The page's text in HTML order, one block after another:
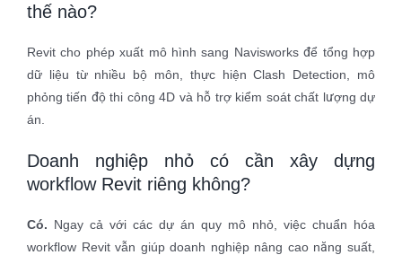
thế nào?
Revit cho phép xuất mô hình sang Navisworks để tổng hợp
dữ liệu từ nhiều bộ môn, thực hiện Clash Detection, mô
phỏng tiến độ thi công 4D và hỗ trợ kiểm soát chất lượng dự
án.
Doanh nghiệp nhỏ có cần xây dựng
workflow Revit riêng không?
Có. Ngay cả với các dự án quy mô nhỏ, việc chuẩn hóa
workflow Revit vẫn giúp doanh nghiệp nâng cao năng suất,